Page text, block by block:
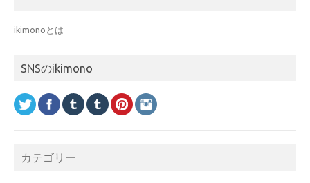
ikimonoとは
SNSのikimono
カテゴリー